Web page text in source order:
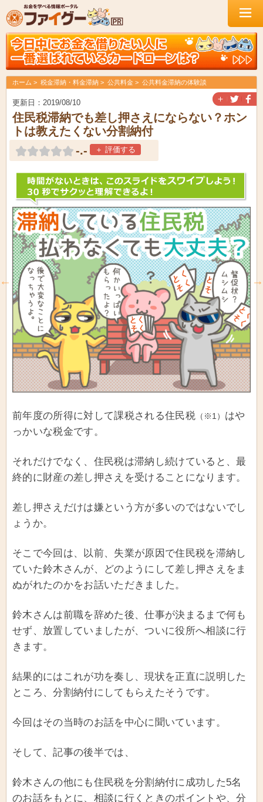
ホーム 税金滞納・料金滞納 公共料金 公共料金滞納の体験談
更新日：2019/08/10
住民税滞納でも差し押さえにならない？ホン
トは教えたくない分割納付
＋
-.- ＋ 評価する
前年度の所得に対して課税される住民税 （※1） はや
っかいな税金です。
それだけでなく、住民税は滞納し続けていると、最
終的に財産の差し押さえを受けることになります。
差し押さえだけは嫌という方が多いのではないでし
ょうか。
そこで今回は、以前、失業が原因で住民税を滞納し
ていた鈴木さんが、どのようにして差し押さえをま
ぬがれたのかをお話いただきました。
鈴木さんは前職を辞めた後、仕事が決まるまで何も
せず、放置していましたが、ついに役所へ相談に行
きます。
結果的にはこれが功を奏し、現状を正直に説明した
ところ、分割納付にしてもらえたそうです。
今回はその当時のお話を中心に聞いています。
そして、記事の後半では、
鈴木さんの他にも住民税を分割納付に成功した5名
のお話をもとに、相談に行くときのポイントや、分